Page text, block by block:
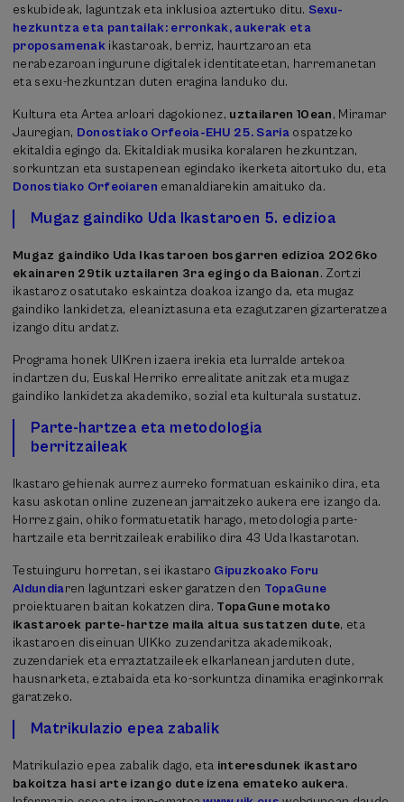
eskubideak, laguntzak eta inklusioa aztertuko ditu. Sexu-
hezkuntza eta pantailak: erronkak, aukerak eta
proposamenakikastaroak, berriz, haurtzaroan eta
nerabezaroan ingurune digitalek identitateetan, harremanetan
eta sexu-hezkuntzan duten eragina landuko du.
Kultura eta Artea arloari dagokionez, uztailaren 10ean, Miramar
Jauregian, Donostiako Orfeoia-EHU 25. Saria ospatzeko
ekitaldia egingo da. Ekitaldiak musika koralaren hezkuntzan,
sorkuntzan eta sustapenean egindako ikerketa aitortuko du, eta
Donostiako Orfeoiaren emanaldiarekin amaituko da.
Mugaz gaindiko Uda Ikastaroen 5. edizioa
Mugaz gaindiko Uda Ikastaroen bosgarren edizioa 2026ko
ekainaren 29tik uztailaren 3ra egingo da Baionan. Zortzi
ikastaroz osatutako eskaintza doakoa izango da, eta mugaz
gaindiko lankidetza, eleaniztasuna eta ezagutzaren gizarteratzea
izango ditu ardatz.
Programa honek UIKren izaera irekia eta lurralde artekoa
indartzen du, Euskal Herriko errealitate anitzak eta mugaz
gaindiko lankidetza akademiko, sozial eta kulturala sustatuz.
Parte-hartzea eta metodologia
berritzaileak
Ikastaro gehienak aurrez aurreko formatuan eskainiko dira, eta
kasu askotan online zuzenean jarraitzeko aukera ere izango da.
Horrez gain, ohiko formatuetatik harago, metodologia parte-
hartzaile eta berritzaileak erabiliko dira 43 Uda Ikastarotan.
Testuinguru horretan, sei ikastaro Gipuzkoako Foru
Aldundiaren laguntzari esker garatzen den TopaGune
proiektuaren baitan kokatzen dira. TopaGune motako
ikastaroek parte-hartze maila altua sustatzen dute, eta
ikastaroen diseinuan UIKko zuzendaritza akademikoak,
zuzendariek eta erraztatzaileek elkarlanean jarduten dute,
hausnarketa, eztabaida eta ko-sorkuntza dinamika eraginkorrak
garatzeko.
Matrikulazio epea zabalik
Matrikulazio epea zabalik dago, eta interesdunek ikastaro
bakoitza hasi arte izango dute izena emateko aukera.